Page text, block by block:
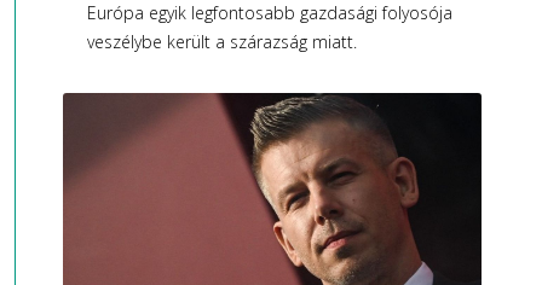
Európa egyik legfontosabb gazdasági folyosója
veszélybe került a szárazság miatt.